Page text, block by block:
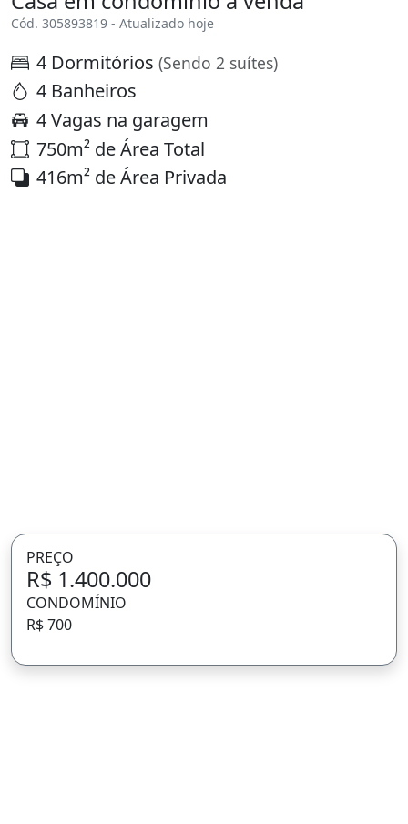
Cód. 305893819 - Atualizado hoje
4 Dormitórios (Sendo 2 suítes)
4 Banheiros
4 Vagas na garagem
750m² de Área Total
416m² de Área Privada
PREÇO
R$ 1.400.000
CONDOMÍNIO
R$ 700